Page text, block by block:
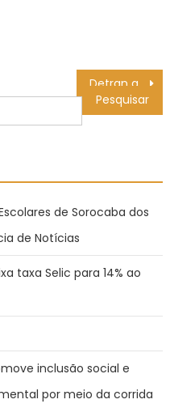
de Sorocaba dos
de Notícias
taxa Selic para 14% ao
inclusão social e
por meio da corrida